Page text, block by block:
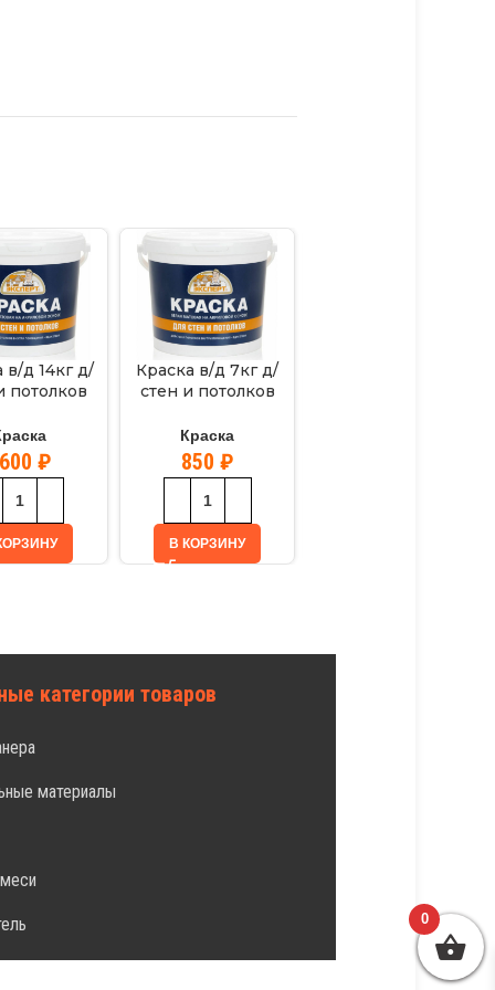
в/д 14кг д/
потолков
₽
Краска в/д 7кг д/
стен и потолков
Краска
850 ₽
В КОРЗИНУ
категории товаров
материалы
0